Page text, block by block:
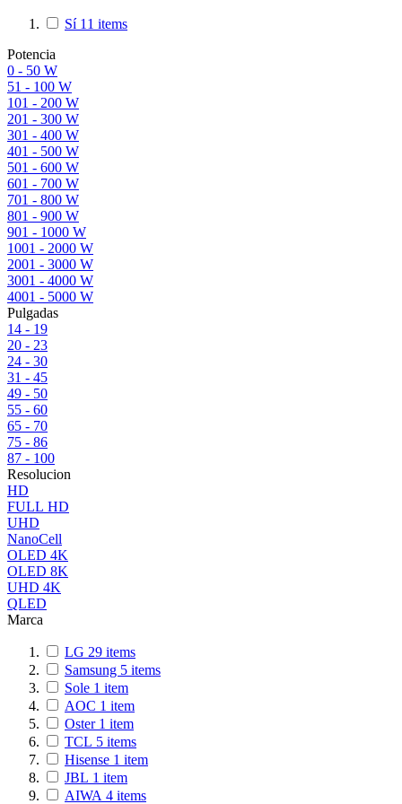
Sí 11 items
Potencia
0 - 50 W
51 - 100 W
101 - 200 W
201 - 300 W
301 - 400 W
401 - 500 W
501 - 600 W
601 - 700 W
701 - 800 W
801 - 900 W
901 - 1000 W
1001 - 2000 W
2001 - 3000 W
3001 - 4000 W
4001 - 5000 W
Pulgadas
14 - 19
20 - 23
24 - 30
31 - 45
49 - 50
55 - 60
65 - 70
75 - 86
87 - 100
Resolucion
HD
FULL HD
UHD
NanoCell
OLED 4K
OLED 8K
UHD 4K
QLED
Marca
LG 29 items
Samsung 5 items
Sole 1 item
AOC 1 item
Oster 1 item
TCL 5 items
Hisense 1 item
JBL 1 item
AIWA 4 items